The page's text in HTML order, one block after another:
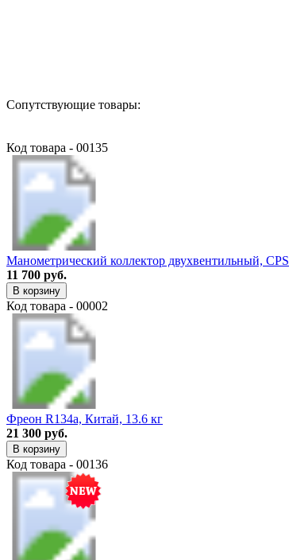
Сопутствующие товары:
Код товара - 00135
Манометрический коллектор двухвентильный, CPS
11 700 руб.
В корзину
Код товара - 00002
Фреон R134a, Китай, 13.6 кг
21 300 руб.
В корзину
Код товара - 00136